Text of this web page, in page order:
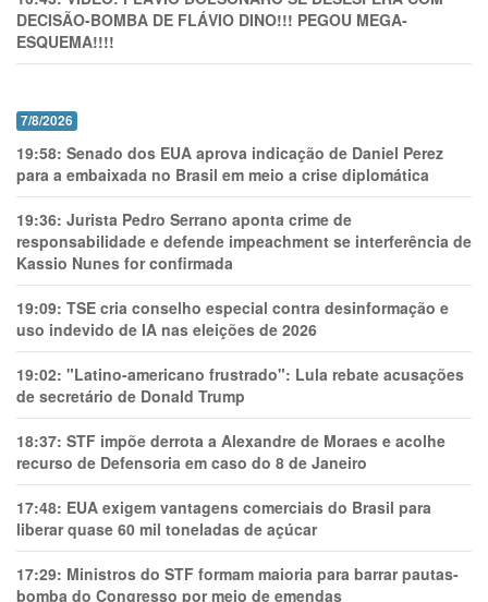
DECISÃO-BOMBA DE FLÁVIO DINO!!! PEGOU MEGA-
ESQUEMA!!!!
7/8/2026
19:58: Senado dos EUA aprova indicação de Daniel Perez
para a embaixada no Brasil em meio a crise diplomática
19:36: Jurista Pedro Serrano aponta crime de
responsabilidade e defende impeachment se interferência de
Kassio Nunes for confirmada
19:09: TSE cria conselho especial contra desinformação e
uso indevido de IA nas eleições de 2026
19:02: "Latino-americano frustrado": Lula rebate acusações
de secretário de Donald Trump
18:37: STF impõe derrota a Alexandre de Moraes e acolhe
recurso de Defensoria em caso do 8 de Janeiro
17:48: EUA exigem vantagens comerciais do Brasil para
liberar quase 60 mil toneladas de açúcar
17:29: Ministros do STF formam maioria para barrar pautas-
bomba do Congresso por meio de emendas